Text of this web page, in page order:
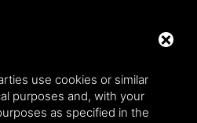
use cookies or similar
purposes and, with your
as specified in the
- VIA DELL'ARTIGIANATO, 2